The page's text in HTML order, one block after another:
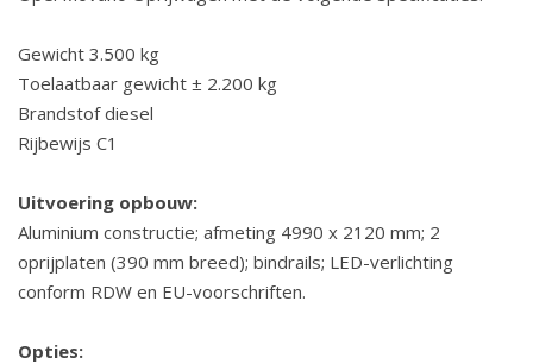
Gewicht 3.500 kg
Toelaatbaar gewicht ± 2.200 kg
Brandstof diesel
Rijbewijs C1
Uitvoering opbouw:
Aluminium constructie; afmeting 4990 x 2120 mm; 2
oprijplaten (390 mm breed); bindrails; LED-verlichting
conform RDW en EU-voorschriften.
Opties: